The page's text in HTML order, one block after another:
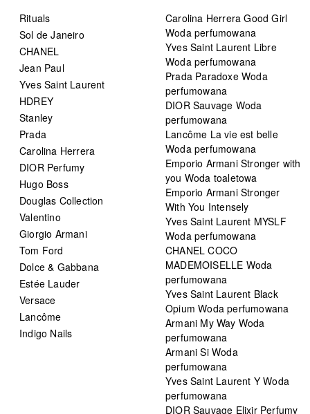
Rituals
Sol de Janeiro
CHANEL
Jean Paul
Yves Saint Laurent
HDREY
Stanley
Prada
Carolina Herrera
DIOR Perfumy
Hugo Boss
Douglas Collection
Valentino
Giorgio Armani
Tom Ford
Dolce & Gabbana
Estée Lauder
Versace
Lancôme
Indigo Nails
Carolina Herrera Good Girl
Woda perfumowana
Yves Saint Laurent Libre
Woda perfumowana
Prada Paradoxe Woda
perfumowana
DIOR Sauvage Woda
perfumowana
Lancôme La vie est belle
Woda perfumowana
Emporio Armani Stronger with
you Woda toaletowa
Emporio Armani Stronger
With You Intensely
Yves Saint Laurent MYSLF
Woda perfumowana
CHANEL COCO
MADEMOISELLE Woda
perfumowana
Yves Saint Laurent Black
Opium Woda perfumowana
Armani My Way Woda
perfumowana
Armani Si Woda
perfumowana
Yves Saint Laurent Y Woda
perfumowana
DIOR Sauvage Elixir Perfumy